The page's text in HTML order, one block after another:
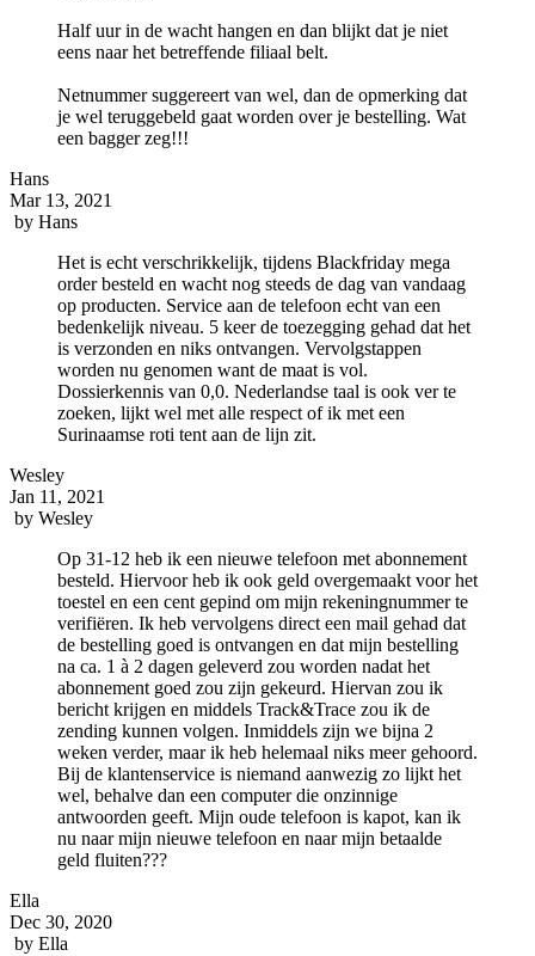
Half uur in de wacht hangen en dan blijkt dat je niet
eens naar het betreffende filiaal belt.
Netnummer suggereert van wel, dan de opmerking dat
je wel teruggebeld gaat worden over je bestelling. Wat
een bagger zeg!!!
Hans
Mar 13, 2021
by Hans
Het is echt verschrikkelijk, tijdens Blackfriday mega
order besteld en wacht nog steeds de dag van vandaag
op producten. Service aan de telefoon echt van een
bedenkelijk niveau. 5 keer de toezegging gehad dat het
is verzonden en niks ontvangen. Vervolgstappen
worden nu genomen want de maat is vol.
Dossierkennis van 0,0. Nederlandse taal is ook ver te
zoeken, lijkt wel met alle respect of ik met een
Surinaamse roti tent aan de lijn zit.
Wesley
Jan 11, 2021
by Wesley
Op 31-12 heb ik een nieuwe telefoon met abonnement
besteld. Hiervoor heb ik ook geld overgemaakt voor het
toestel en een cent gepind om mijn rekeningnummer te
verifiëren. Ik heb vervolgens direct een mail gehad dat
de bestelling goed is ontvangen en dat mijn bestelling
na ca. 1 à 2 dagen geleverd zou worden nadat het
abonnement goed zou zijn gekeurd. Hiervan zou ik
bericht krijgen en middels Track&Trace zou ik de
zending kunnen volgen. Inmiddels zijn we bijna 2
weken verder, maar ik heb helemaal niks meer gehoord.
Bij de klantenservice is niemand aanwezig zo lijkt het
wel, behalve dan een computer die onzinnige
antwoorden geeft. Mijn oude telefoon is kapot, kan ik
nu naar mijn nieuwe telefoon en naar mijn betaalde
geld fluiten???
Ella
Dec 30, 2020
by Ella